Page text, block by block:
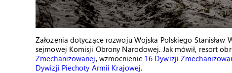
Założenia dotyczące rozwoju Wojska Polskiego
sejmowej Komisji Obrony Narodowej. Jak mówił, resort
Zmechanizowanej, wzmocnienie 16 Dywizji
Dywizji Piechoty Armii Krajowej.